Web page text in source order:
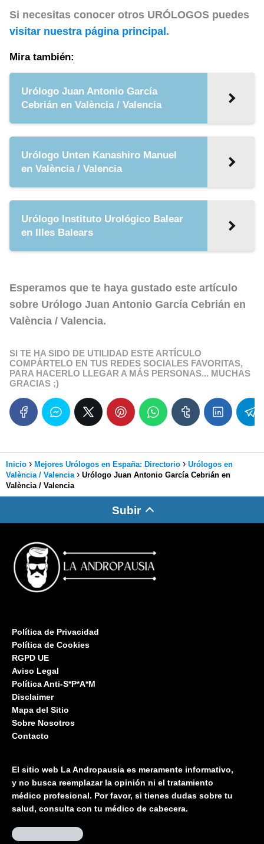
Si necesitas conocer otros URÓLOGOS puedes
visitar nuestra página principal .
Mira también:
Urólogo Juan Antonio García
Cebrián en València / Valencia
Urólogo Unten Kanashiro Manuel
en València / Valencia
Urólogo Instituto Urológico Balear
en Illes Balears
Esperamos que te haya gustado este artículo
sobre Urólogo Juan Antonio García Cebrián en
València / Valencia.
SI TE HA SIDO DE UTILIDAD ESTE ARTÍCULO
COMPÁRTELO EN TUS REDES SOCIALES FAVORITAS,
PARA HACERLO LLEGAR A MÁS PERSONAS... MUCHAS
GRACIAS ;)
Inicio Mejores Urólogos en España: Directorio
Urólogos en
València / Valencia
Urólogo Juan Antonio García Cebrián en
València / Valencia
Subir
Política de Privacidad
Política de Cookies
RGPD UE
Aviso Legal
Política Anti-S*P*A*M
Disclaimer
Mapa del Sitio
Sobre Nosotros
Contacto
El sitio web La Andropausia es meramente informativo,
y no busca reemplazar la opinión ni el tratamiento
médico profesional. Por favor, si tienes dudas sobre tu
salud, consulta con tu médico de cabecera.